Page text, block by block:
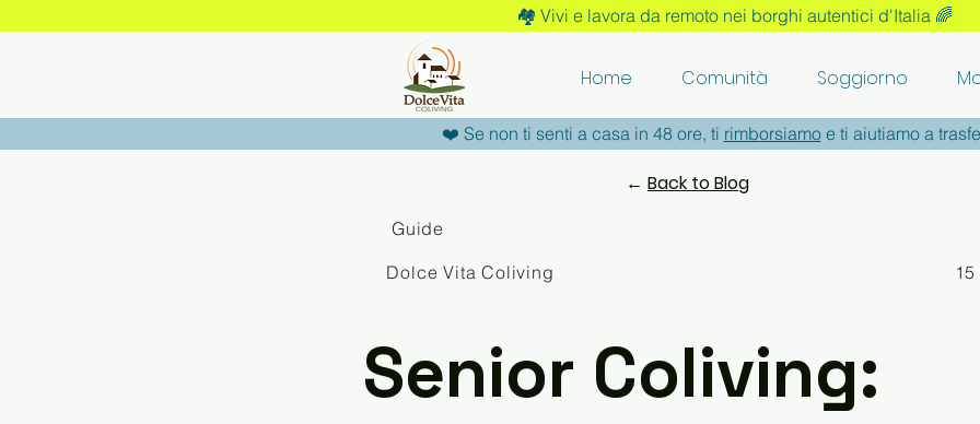
🏘️ Vivi e lavora da remoto nei borghi autentici d'Italia 🌈
Home Comunità Soggiorno
❤️ Se non ti senti a casa in 48 ore, ti rimborsiamoe ti aiutiamo a
← Back to Blog
Guide
Dolce Vita Coliving
Senior Coliving: